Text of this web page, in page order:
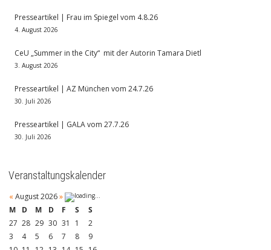
Presseartikel | Frau im Spiegel vom 4.8.26
4. August 2026
CeU „Summer in the City“ mit der Autorin Tamara Dietl
3. August 2026
Presseartikel | AZ München vom 24.7.26
30. Juli 2026
Presseartikel | GALA vom 27.7.26
30. Juli 2026
Veranstaltungskalender
« August 2026»
M
D M D F S
S
27 28 29 30 31 1
2
3
4 5 6 7 8
9